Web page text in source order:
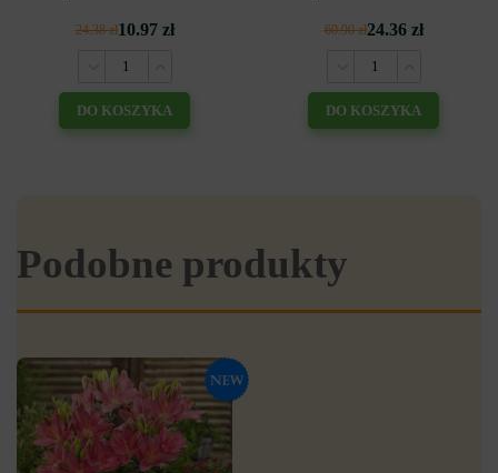
24.38 zł10.97 zł
DO KOSZYKA
60.90 zł24.36 zł
DO KOSZYKA
Podobne produkty